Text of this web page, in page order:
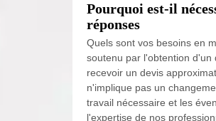
Pourquoi est-il
réponses
Quels sont vos besoins en
soutenu par l'obtention d'un
recevoir un devis
n'implique pas un
travail nécessaire et les
l'expertise de nos